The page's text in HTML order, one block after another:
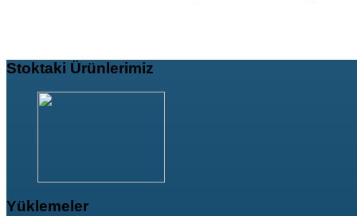
Stoktaki Ürünlerimiz
Yüklemeler